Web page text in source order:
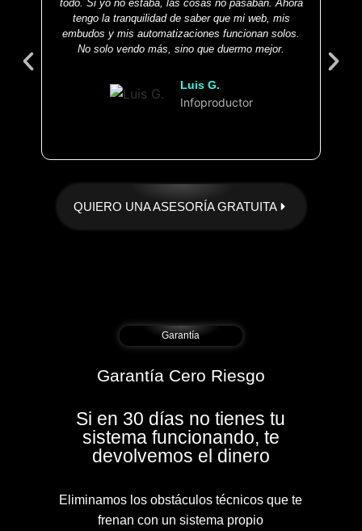
todo. Si yo no estaba, las cosas no pasaban. Ahora
tengo la tranquilidad de saber que mi web, mis
embudos y mis automatizaciones funcionan solos.
No solo vendo más, sino que duermo mejor.
Luis G.
Infoproductor
QUIERO UNA ASESORÍA GRATUITA
Garantía
Garantía Cero Riesgo
Si en 30 días no tienes tu
sistema funcionando, te
devolvemos el dinero
Eliminamos los obstáculos técnicos que te
frenan con un sistema propio